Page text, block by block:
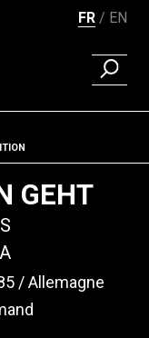
FR EN
GEHT
Allemagne